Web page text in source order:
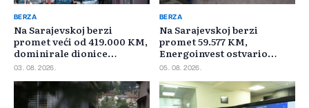
BERZA
Na Sarajevskoj berzi
promet veći od 419.000 KM,
dominirale dionice
Privredne banke Sarajevo
03. 08. 2026.
BERZA
Na Sarajevskoj berzi
promet 59.577 KM,
Energoinvest ostvario
najveći promet
05. 08. 2026.